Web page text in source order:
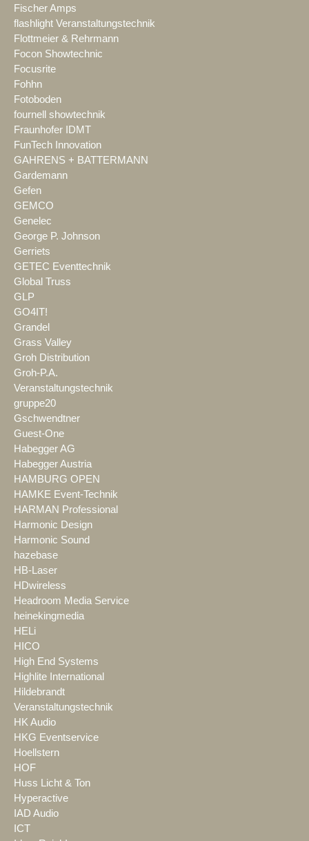
Fischer Amps
flashlight Veranstaltungstechnik
Flottmeier & Rehrmann
Focon Showtechnic
Focusrite
Fohhn
Fotoboden
fournell showtechnik
Fraunhofer IDMT
FunTech Innovation
GAHRENS + BATTERMANN
Gardemann
Gefen
GEMCO
Genelec
George P. Johnson
Gerriets
GETEC Eventtechnik
Global Truss
GLP
GO4IT!
Grandel
Grass Valley
Groh Distribution
Groh-P.A.
Veranstaltungstechnik
gruppe20
Gschwendtner
Guest-One
Habegger AG
Habegger Austria
HAMBURG OPEN
HAMKE Event-Technik
HARMAN Professional
Harmonic Design
Harmonic Sound
hazebase
HB-Laser
HDwireless
Headroom Media Service
heinekingmedia
HELi
HICO
High End Systems
Highlite International
Hildebrandt
Veranstaltungstechnik
HK Audio
HKG Eventservice
Hoellstern
HOF
Huss Licht & Ton
Hyperactive
IAD Audio
ICT